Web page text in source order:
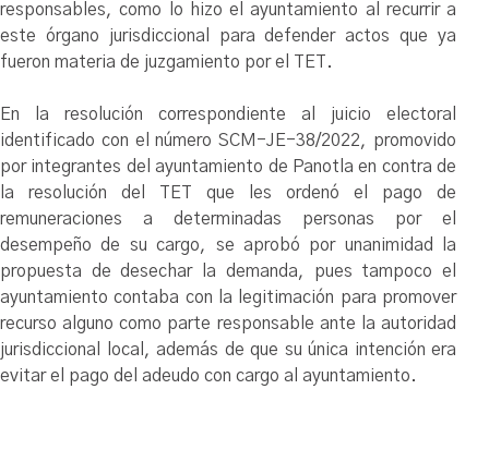
responsables, como lo hizo el ayuntamiento al recurrir a
este órgano jurisdiccional para defender actos que ya
fueron materia de juzgamiento por el TET.
En la resolución correspondiente al juicio electoral
identificado con el número SCM-JE-38/2022, promovido
por integrantes del ayuntamiento de Panotla en contra de
la resolución del TET que les ordenó el pago de
remuneraciones a determinadas personas por el
desempeño de su cargo, se aprobó por unanimidad la
propuesta de desechar la demanda, pues tampoco el
ayuntamiento contaba con la legitimación para promover
recurso alguno como parte responsable ante la autoridad
jurisdiccional local, además de que su única intención era
evitar el pago del adeudo con cargo al ayuntamiento.